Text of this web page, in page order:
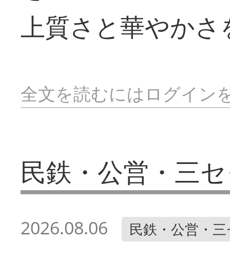
上質さと華やかさ
全文を読むにはログイン
民鉄・公営・三
2026.08.06 民鉄・公営・